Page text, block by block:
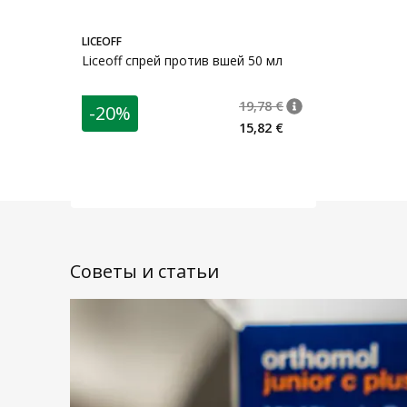
LICEOFF
Liceoff спрей против вшей 50 мл
-20% 19,78 €
nõuanne
Tavaline hind
15,82 €
Советы и статьи